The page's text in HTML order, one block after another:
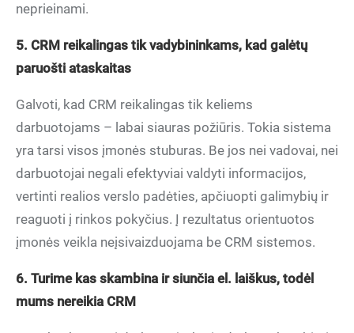
neprieinami.
5. CRM reikalingas tik vadybininkams, kad galėtų
paruošti ataskaitas
Galvoti, kad CRM reikalingas tik keliems
darbuotojams – labai siauras požiūris. Tokia sistema
yra tarsi visos įmonės stuburas. Be jos nei vadovai, nei
darbuotojai negali efektyviai valdyti informacijos,
vertinti realios verslo padėties, apčiuopti galimybių ir
reaguoti į rinkos pokyčius. Į rezultatus orientuotos
įmonės veikla neįsivaizduojama be CRM sistemos.
6. Turime kas skambina ir siunčia el. laiškus, todėl
mums nereikia CRM